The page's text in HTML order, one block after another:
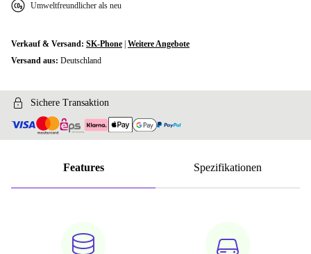
Umweltfreundlicher als neu
Verkauf & Versand: SK-Phone Weitere Angebote
Versand aus: Deutschland
Sichere Transaktion
Features Spezifikationen